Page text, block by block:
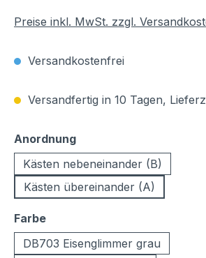
Preise inkl. MwSt. zzgl.
Versandkostenfrei
Versandfertig in 10 Tagen,
Anordnungauswählen
Kästen nebeneinander (B)
Kästen übereinander (A)
Farbeauswählen
DB703 Eisenglimmer grau